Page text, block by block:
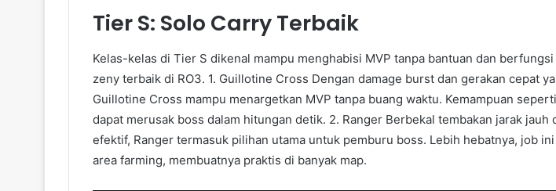
Tier S: Solo Carry Terbaik
Kelas-kelas di Tier S dikenal mampu menghabisi MVP tanpa bantuan dan
zeny terbaik di RO3. 1. Guillotine Cross Dengan damage burst dan gerakan cepat
Guillotine Cross mampu menargetkan MVP tanpa buang waktu. Kemampuan
dapat merusak boss dalam hitungan detik. 2. Ranger Berbekal tembakan jarak jauh
efektif, Ranger termasuk pilihan utama untuk pemburu boss. Lebih hebatnya, job
area farming, membuatnya praktis di banyak map.